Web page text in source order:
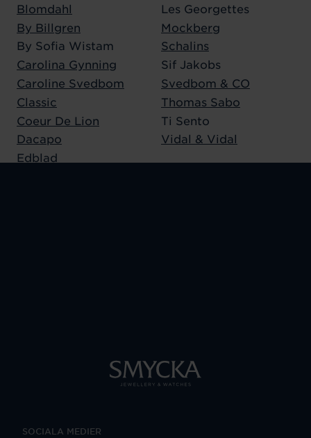
Blomdahl
By Billgren
By Sofia Wistam
Carolina Gynning
Caroline Svedbom
Classic
Coeur De Lion
Dacapo
Edblad
Les Georgettes
Mockberg
Schalins
Sif Jakobs
Svedbom & CO
Thomas Sabo
Ti Sento
Vidal & Vidal
SOCIALA MEDIER